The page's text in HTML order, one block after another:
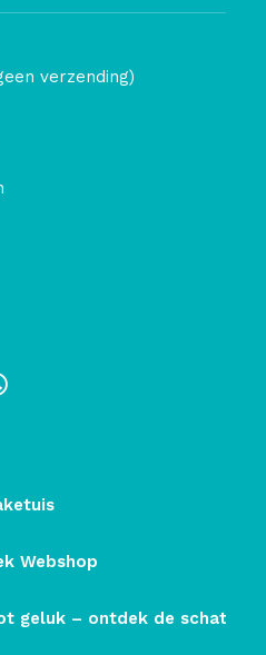
verzending)
Webshop
geluk – ontdek de schatten